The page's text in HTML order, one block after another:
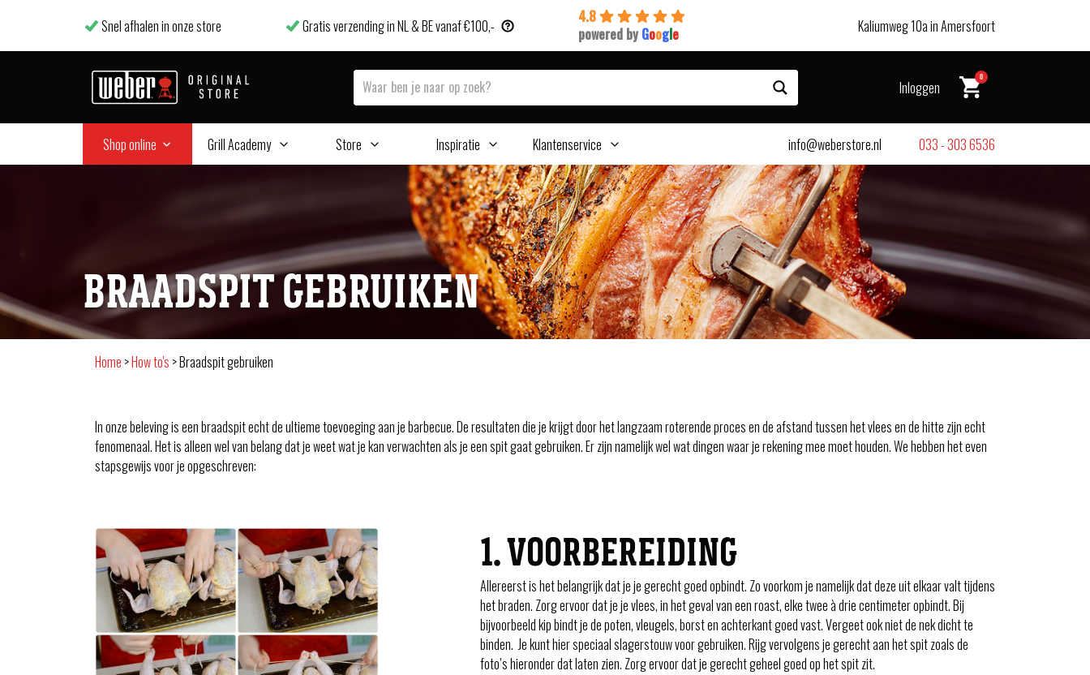
Snel afhalen in onze store Gratis verzending in NL & BE vanaf €100,-
4.8
powered by Google Kaliumweg 10a in Amersfoort
Inloggen
0
Shop online Grill Academy Store Inspiratie Klantenservice info@weberstore.nl 033 - 303 6536
BRAADSPIT GEBRUIKEN
Home >How to's >Braadspit gebruiken
In onze beleving is een braadspit echt de ultieme toevoeging aan je barbecue. De resultaten die je krijgt door het langzaam roterende proces en de afstand tussen het vlees en de hitte zijn echt
fenomenaal. Het is alleen wel van belang dat je weet wat je kan verwachten als je een spit gaat gebruiken. Er zijn namelijk wel wat dingen waar je rekening mee moet houden. We hebben het even
stapsgewijs voor je opgeschreven:
1. VOORBEREIDING
Allereerst is het belangrijk dat je je gerecht goed opbindt. Zo voorkom je namelijk dat deze uit elkaar valt tijdens
het braden. Zorg ervoor dat je je vlees, in het geval van een roast, elke twee à drie centimeter opbindt. Bij
bijvoorbeeld kip bindt je de poten, vleugels, borst en achterkant goed vast. Vergeet ook niet de nek dicht te
binden. Je kunt hier speciaal slagerstouw voor gebruiken. Rijg vervolgens je gerecht aan het spit zoals de
foto’s hieronder dat laten zien. Zorg ervoor dat je gerecht geheel goed op het spit zit.